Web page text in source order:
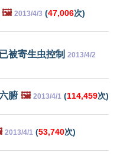
🖼️ 2013/4/3 (47,006次)
被寄生虫控制 2013/4/2
腑 🖼️ 2013/4/1 (114,459次)
2013/4/1 (53,740次)